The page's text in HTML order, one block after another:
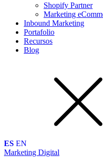
Shopify Partner
Marketing
Inbound Marketing
Portafolio
Recursos
Blog
ES EN
Marketing Digital